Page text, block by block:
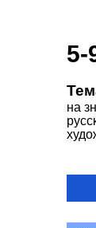
5-
на